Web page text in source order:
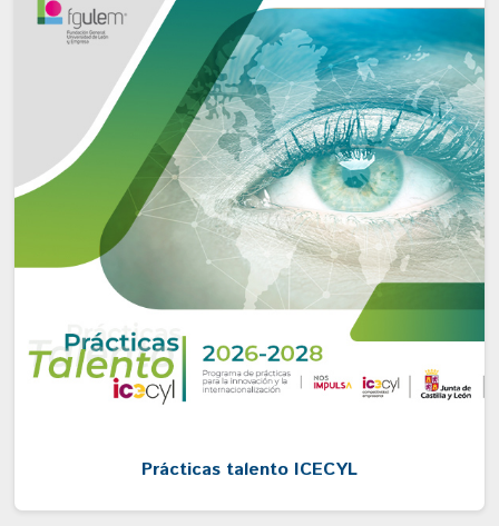
Prácticas talento ICECYL